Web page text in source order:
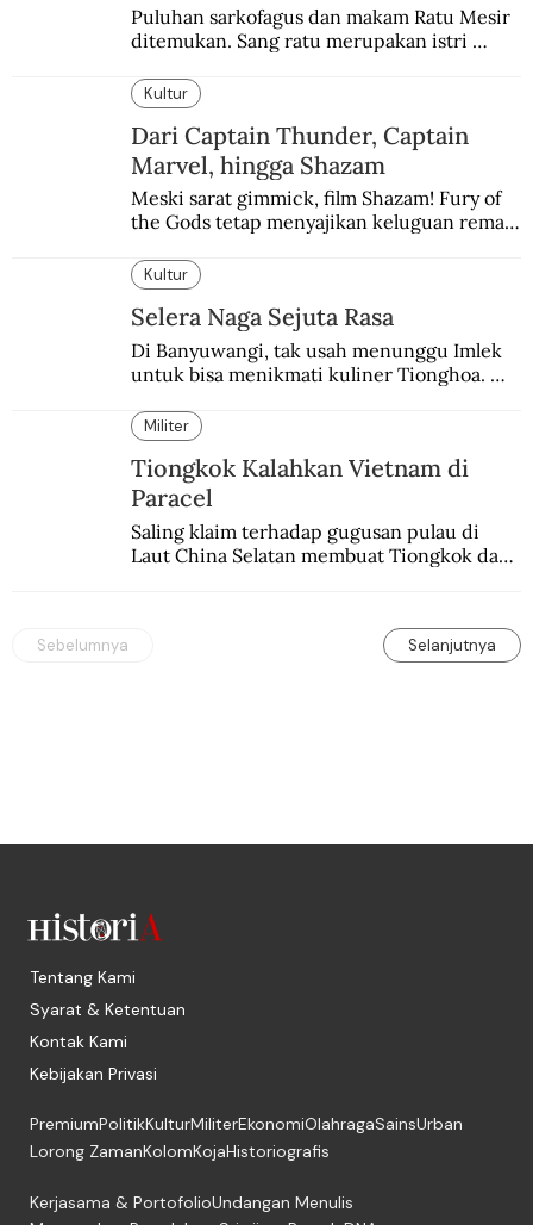
Puluhan sarkofagus dan makam Ratu Mesir
ditemukan. Sang ratu merupakan istri
sebelumnya keberadaannya tak pernah
diketahui.
Kultur
Dari Captain Thunder, Captain
Marvel, hingga Shazam
Meski sarat gimmick, film Shazam! Fury of
the Gods tetap menyajikan keluguan remaja
Yunani.
Kultur
Selera Naga Sejuta Rasa
Di Banyuwangi, tak usah menunggu Imlek
untuk bisa menikmati kuliner Tionghoa.
pekan.
Militer
Tiongkok Kalahkan Vietnam di
Paracel
Saling klaim terhadap gugusan pulau di
Laut China Selatan membuat Tiongkok dan
Sebelumnya Selanjutnya
Tentang Kami
Syarat & Ketentuan
Kontak Kami
Kebijakan Privasi
PremiumPolitikKulturMiliterEkonomiOlahragaSainsUrban
Lorong ZamanKolomKojaHistoriografis
Kerjasama & PortofolioUndangan Menulis